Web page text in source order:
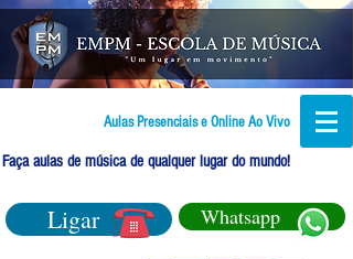
Aulas Presenciais e Online Ao Vivo
Faça aulas de música de qualquer lugar do mundo!
Ligar Whatsapp